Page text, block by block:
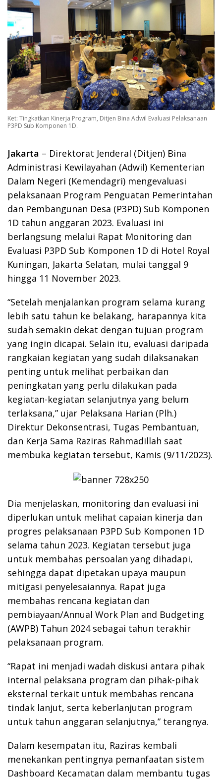
Ket: Tingkatkan Kinerja Program, Ditjen Bina Adwil Evaluasi Pelaksanaan
P3PD Sub Komponen 1D.
Jakarta – Direktorat Jenderal (Ditjen) Bina
Administrasi Kewilayahan (Adwil) Kementerian
Dalam Negeri (Kemendagri) mengevaluasi
pelaksanaan Program Penguatan Pemerintahan
dan Pembangunan Desa (P3PD) Sub Komponen
1D tahun anggaran 2023. Evaluasi ini
berlangsung melalui Rapat Monitoring dan
Evaluasi P3PD Sub Komponen 1D di Hotel Royal
Kuningan, Jakarta Selatan, mulai tanggal 9
hingga 11 November 2023.
“Setelah menjalankan program selama kurang
lebih satu tahun ke belakang, harapannya kita
sudah semakin dekat dengan tujuan program
yang ingin dicapai. Selain itu, evaluasi daripada
rangkaian kegiatan yang sudah dilaksanakan
penting untuk melihat perbaikan dan
peningkatan yang perlu dilakukan pada
kegiatan-kegiatan selanjutnya yang belum
terlaksana,” ujar Pelaksana Harian (Plh.)
Direktur Dekonsentrasi, Tugas Pembantuan,
dan Kerja Sama Raziras Rahmadillah saat
membuka kegiatan tersebut, Kamis (9/11/2023).
Dia menjelaskan, monitoring dan evaluasi ini
diperlukan untuk melihat capaian kinerja dan
progres pelaksanaan P3PD Sub Komponen 1D
selama tahun 2023. Kegiatan tersebut juga
untuk membahas persoalan yang dihadapi,
sehingga dapat dipetakan upaya maupun
mitigasi penyelesaiannya. Rapat juga
membahas rencana kegiatan dan
pembiayaan/Annual Work Plan and Budgeting
(AWPB) Tahun 2024 sebagai tahun terakhir
pelaksanaan program.
“Rapat ini menjadi wadah diskusi antara pihak
internal pelaksana program dan pihak-pihak
eksternal terkait untuk membahas rencana
tindak lanjut, serta keberlanjutan program
untuk tahun anggaran selanjutnya,” terangnya.
Dalam kesempatan itu, Raziras kembali
menekankan pentingnya pemanfaatan sistem
Dashboard Kecamatan dalam membantu tugas